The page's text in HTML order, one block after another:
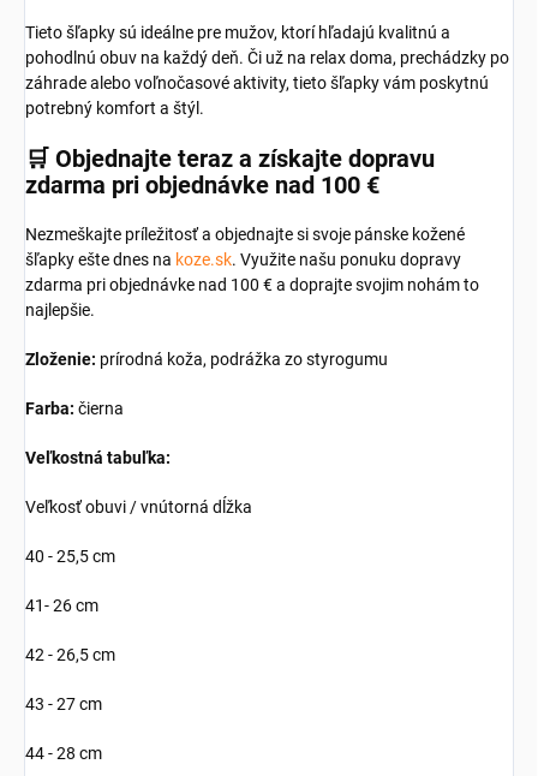
Tieto šľapky sú ideálne pre mužov, ktorí hľadajú kvalitnú a
pohodlnú obuv na každý deň. Či už na relax doma, prechádzky po
záhrade alebo voľnočasové aktivity, tieto šľapky vám poskytnú
potrebný komfort a štýl.
🛒 Objednajte teraz a získajte dopravu
zdarma pri objednávke nad 100 €
Nezmeškajte príležitosť a objednajte si svoje pánske kožené
šľapky ešte dnes na koze.sk. Využite našu ponuku dopravy
zdarma pri objednávke nad 100 € a doprajte svojim nohám to
najlepšie.
Zloženie: prírodná koža, podrážka zo styrogumu
Farba: čierna
Veľkostná tabuľka:
Veľkosť obuvi / vnútorná dĺžka
40 - 25,5 cm
41- 26 cm
42 - 26,5 cm
43 - 27 cm
44 - 28 cm